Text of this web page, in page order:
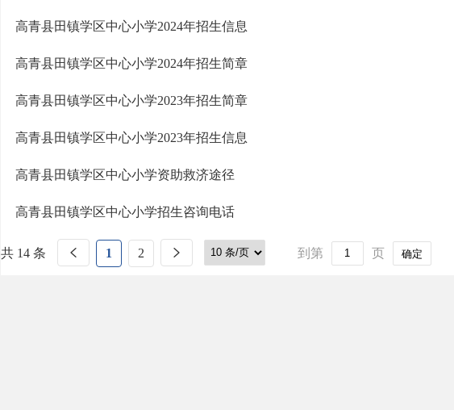
高青县田镇学区中心小学2024年招生信息
高青县田镇学区中心小学2024年招生简章
高青县田镇学区中心小学2023年招生简章
高青县田镇学区中心小学2023年招生信息
高青县田镇学区中心小学资助救济途径
高青县田镇学区中心小学招生咨询电话
共 14 条 1 2 到第 页 确定